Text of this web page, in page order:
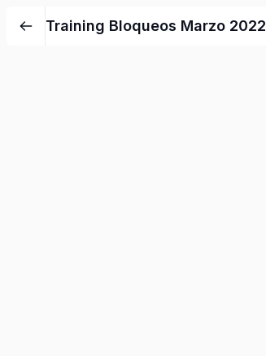
Training Bloqueos Marzo 2022